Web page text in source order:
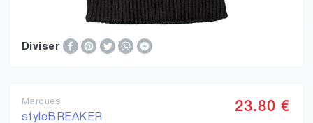
Diviser
Marques
styleBREAKER
23.80 €